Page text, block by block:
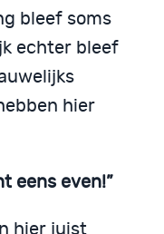
bleef soms
echter bleef
hier
eens even!”
hier juist